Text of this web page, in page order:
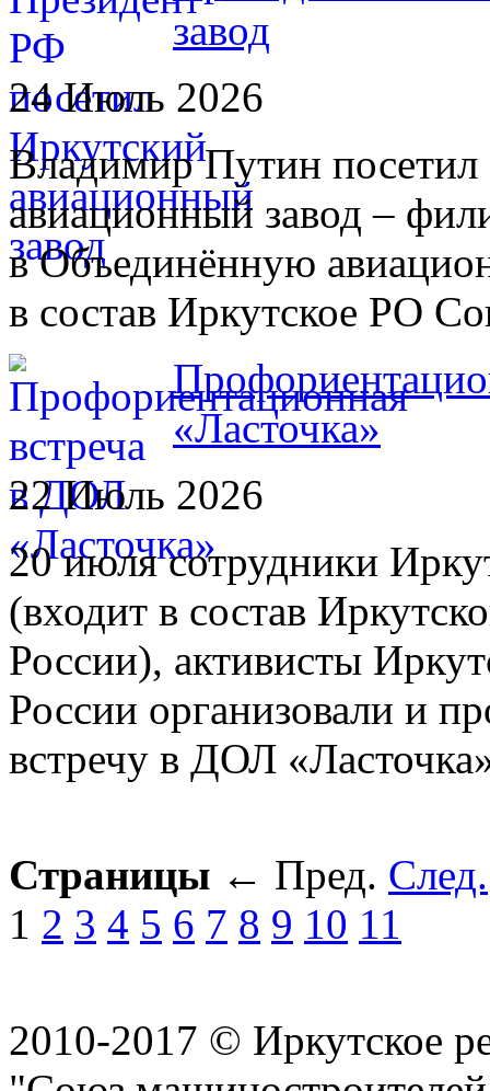
завод
24 Июль 2026
Владимир Путин
авиационный завод –
в Объединённую
в состав Иркутское РО
«Ласточка»
22 Июль 2026
20 июля сотрудники
(входит в состав
России), активисты
России организовали и
встречу в ДОЛ
Страницы ← Пред. След.
1 2 3 4 5 6 7 8 9 10 11
2010-2017 © Иркутское